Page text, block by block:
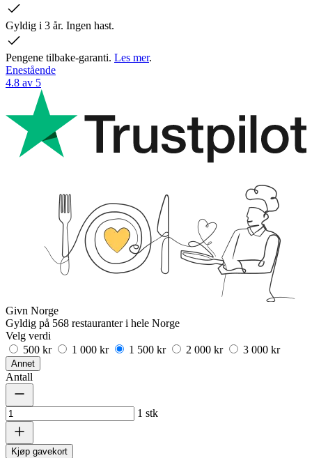
Gyldig i 3 år. Ingen hast.
Pengene tilbake-garanti. Les mer.
Enestående
4.8 av 5
Givn Norge
Gyldig på 568 restauranter i hele Norge
Velg verdi
500 kr
1 000 kr 1 500 kr 2 000 kr 3 000 kr
Annet
Antall
1 stk
Kjøp gavekort